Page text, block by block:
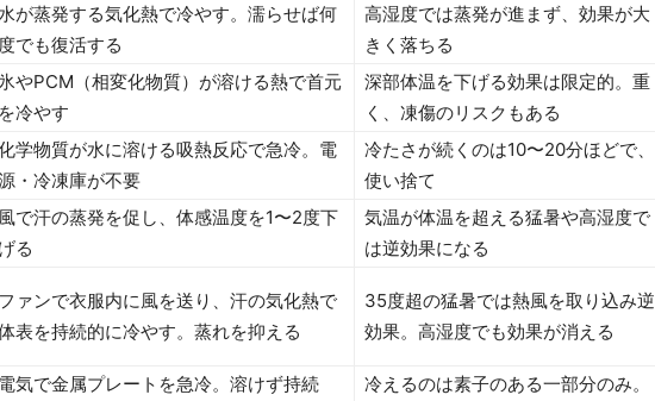
水が蒸発する気化熱で冷やす。濡らせば何
度でも復活する
高湿度では蒸発が進まず、効果が大
きく落ちる
氷やPCM（相変化物質）が溶ける熱で首元
を冷やす
深部体温を下げる効果は限定的。重
く、凍傷のリスクもある
学物質が水に溶ける吸熱反応で急冷。電
・冷凍庫が不要
冷たさが続くのは10〜20分ほどで、
使い捨て
風で汗の蒸発を促し、体感温度を1〜2度下
げる
気温が体温を超える猛暑や高湿度で
は逆効果になる
ファンで衣服内に風を送り、汗の気化熱で
表を持続的に冷やす。蒸れを抑える
35度超の猛暑では熱風を取り込み逆
効果。高湿度でも効果が消える
電気で金属プレートを急冷。溶けず持続
冷えるのは素子のある一部分のみ。